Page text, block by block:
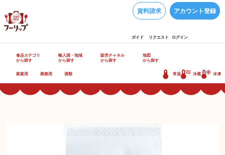
資料請求 アカウント登録
ガイド リクエスト ログイン
食品カテゴリ
から探す
輸入国・地域
から探す
販売チャネル
から探す
地図
から探す
家庭用 業務用 酒類 常温 冷蔵 冷凍